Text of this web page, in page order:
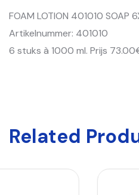
FOAM LOTION 401010 SOAP
Artikelnummer: 401010
6 stuks à 1000 ml. Prijs
Related